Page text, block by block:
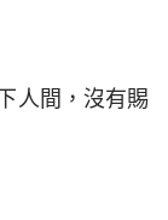
人間，沒有賜